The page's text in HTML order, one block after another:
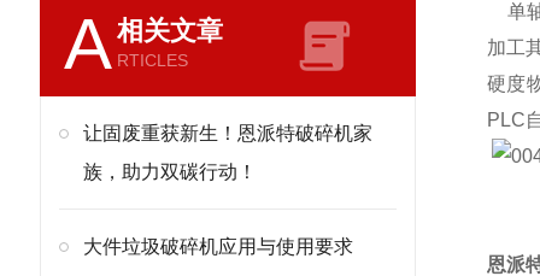
A相关文章
RTICLES
让固废重获新生！恩派特破碎机家
族，助力双碳行动！
大件垃圾破碎机应用与使用要求
单
加工
硬度
PLC
恩派